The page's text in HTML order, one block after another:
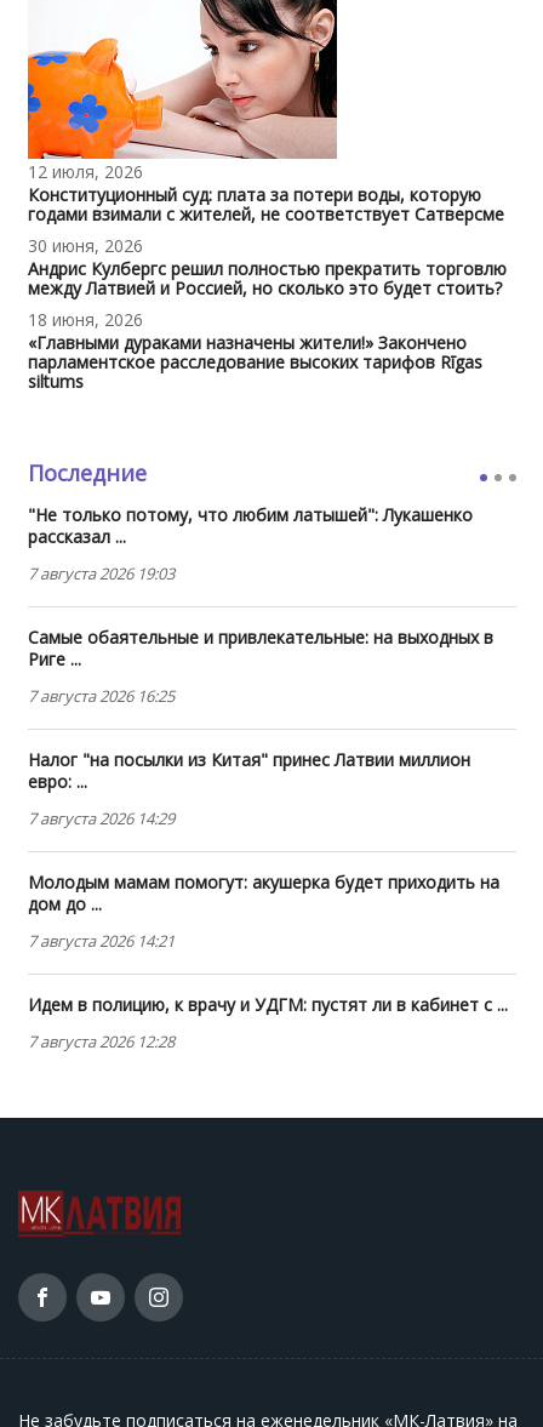
12 июля, 2026
Конституционный суд: плата за потери воды, которую
годами взимали с жителей, не соответствует Сатверсме
30 июня, 2026
Андрис Кулбергс решил полностью прекратить торговлю
между Латвией и Россией, но сколько это будет стоить?
18 июня, 2026
«Главными дураками назначены жители!» Закончено
парламентское расследование высоких тарифов Rīgas
siltums
Последние
"Не только потому, что любим латышей": Лукашенко
рассказал ...
7 августа 2026 19:03
Самые обаятельные и привлекательные: на выходных в
Риге ...
7 августа 2026 16:25
Налог "на посылки из Китая" принес Латвии миллион
евро: ...
7 августа 2026 14:29
Молодым мамам помогут: акушерка будет приходить на
дом до ...
7 августа 2026 14:21
Идем в полицию, к врачу и УДГМ: пустят ли в кабинет с ...
7 августа 2026 12:28
Не забудьте подписаться на еженедельник «МК-Латвия» на